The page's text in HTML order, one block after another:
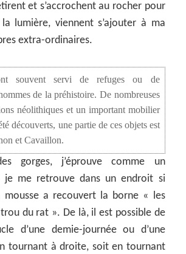
et s’accrochent au rocher pour
lumière, viennent s’ajouter à ma
extra-ordinaires.
souvent servi de refuges ou de
de la préhistoire. De nombreuses
néolithiques et un important mobilier
découverts, une partie de ces objets est
et Cavaillon.
gorges, j’éprouve comme un
je me retrouve dans un endroit si
mousse a recouvert la borne « les
du rat ». De là, il est possible de
d’une demie-journée ou d’une
tournant à droite, soit en tournant